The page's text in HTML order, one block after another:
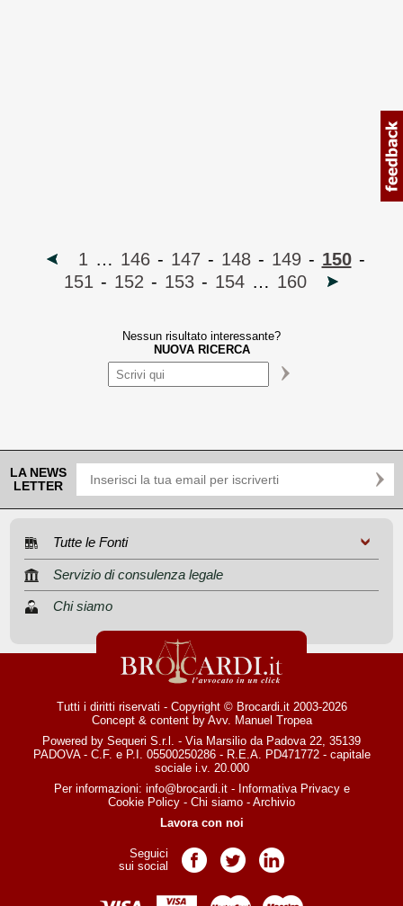
1 … 146 - 147 - 148 - 149 - 150 -
151 - 152 - 153 - 154 … 160
Nessun risultato interessante?
NUOVA RICERCA
LA NEWS
LETTER
Tutte le Fonti
Servizio di consulenza legale
Chi siamo
Tutti i diritti riservati - Copyright © Brocardi.it 2003-2026
Concept & content by Avv. Manuel Tropea
Powered by Sequeri S.r.l. - Via Marsilio da Padova 22, 35139
PADOVA - C.F. e P.I. 05500250286 - R.E.A. PD471772 - capitale
sociale i.v. 20.000
Per informazioni: info@brocardi.it- Informativa Privacye
Cookie Policy - Chi siamo - Archivio
Lavora con noi
Seguici
sui social
Pagina Facebook
Pagina TwitterPagina LinkedIn